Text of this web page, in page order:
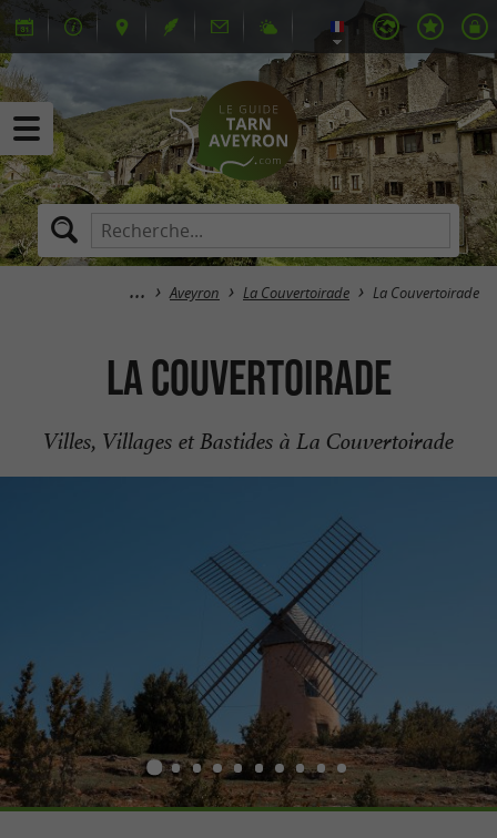
Aveyron La Couvertoirade La Couvertoirade
La Couvertoirade
Villes, Villages et Bastides à La Couvertoirade